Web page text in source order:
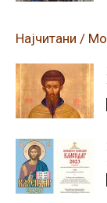
Најчитани /